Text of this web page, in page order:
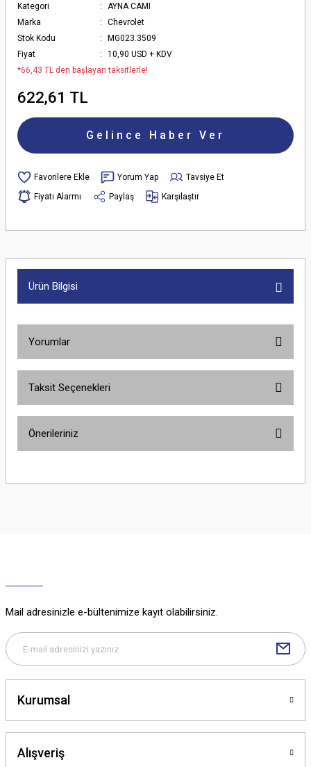
Kategori
AYNA CAMI
Marka
Chevrolet
Stok Kodu
MG023.3509
Fiyat
10,90 USD + KDV
*66,43 TL den başlayan taksitlerle!
622,61 TL
Gelince Haber Ver
Yorum Yap
Tavsiye Et
Fiyatı Alarmı
Paylaş Karşılaştır
Ürün Bilgisi
Yorumlar
Taksit Seçenekleri
Önerileriniz
yetersiz gördüğünüz noktaları öneri formunu kullanarak tarafımıza
Bu ürüne benzer farklı alternatifler olmalı.
Mail adresinizle e-bültenimize kayıt olabilirsiniz.
Kurumsal
Alışveriş